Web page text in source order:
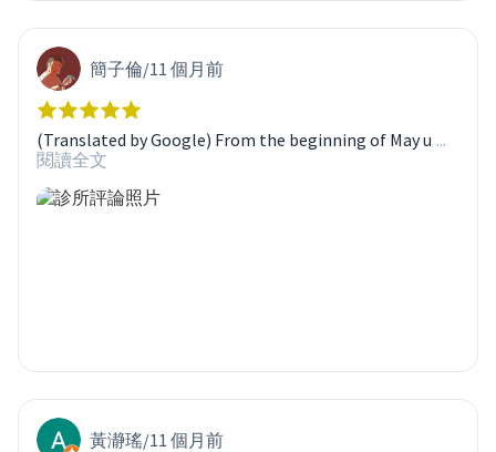
簡子倫/11 個月前
(Translated by Google) From the beginning of May u ...
閱讀全文
黃瀞瑤/11 個月前